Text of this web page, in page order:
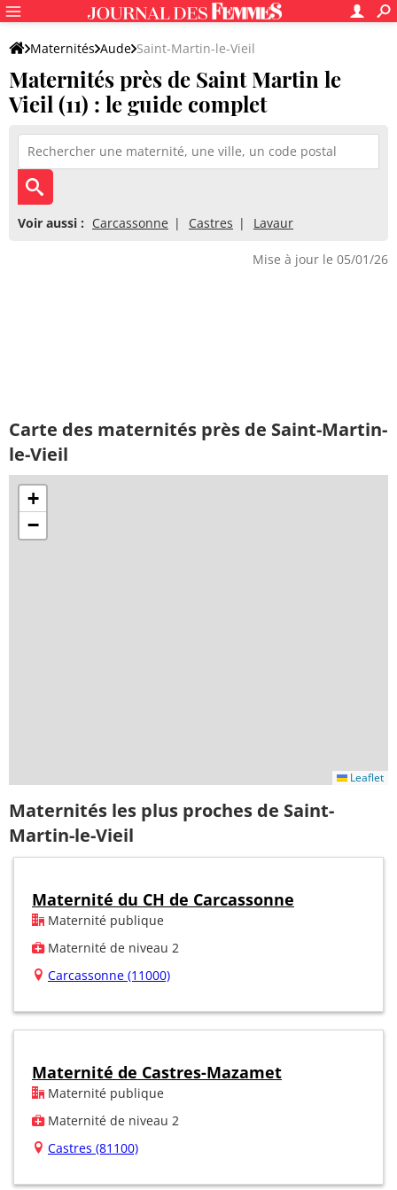
Maternités Aude Saint-Martin-le-Vieil
Maternités près de Saint Martin le
Vieil (11) : le guide complet
Voir aussi : Carcassonne Castres Lavaur
Mise à jour le 05/01/26
Carte des maternités près de Saint-Martin-
le-Vieil
+
−
Leaflet
Maternités les plus proches de Saint-
Martin-le-Vieil
Maternité du CH de Carcassonne
Maternité publique
Maternité de niveau 2
Carcassonne (11000)
Maternité de Castres-Mazamet
Maternité publique
Maternité de niveau 2
Castres (81100)